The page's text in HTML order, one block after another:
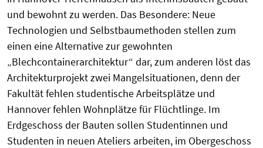
und bewohnt zu werden. Das Besondere: Neue
Technologien und Selbstbaumethoden stellen zum
einen eine Alternative zur gewohnten
„Blechcontainerarchitektur“ dar, zum anderen löst das
Architekturprojekt zwei Mangelsituationen, denn der
Fakultät fehlen studentische Arbeitsplätze und
Hannover fehlen Wohnplätze für Flüchtlinge. Im
Erdgeschoss der Bauten sollen Studentinnen und
Studenten in neuen Ateliers arbeiten, im Obergeschoss